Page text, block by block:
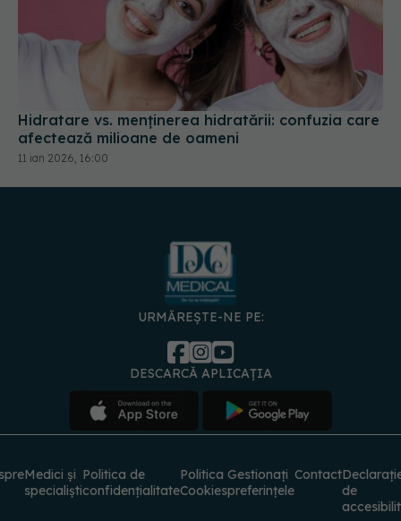
Hidratare vs. menținerea hidratării: confuzia care
afectează milioane de oameni
11 ian 2026, 16:00
URMĂREȘTE-NE PE:
DESCARCĂ APLICAȚIA
Politica de
confidențialitate
Cookies
Gestionați
preferințele
© 2026 PRESS MEDIA ELECTRONIC S.R.L. Toate drepturile rezervate